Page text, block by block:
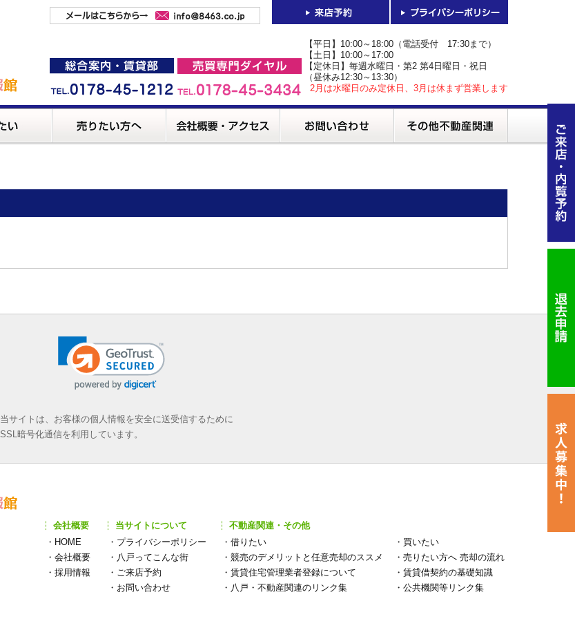
【平日】10:00～18:00（電話受付 17:30まで）
【土日】10:00～17:00
【定休日】毎週水曜日・第2 第4日曜日・祝日
（昼休み12:30～13:30）
2月は水曜日のみ定休日、3月は休まず営業します
当サイトは、お客様の個人情報を安全に送受信するために
SSL暗号化通信を利用しています。
会社概要
・ HOME
・ 会社概要
・ 採用情報
当サイトについて
・ プライバシーポリシー
・ 八戸ってこんな街
・ ご来店予約
・ お問い合わせ
不動産関連・その他
・ 借りたい ・ 買いたい
・ 競売のデメリットと任意売却のススメ ・ 売りたい方へ 売却の流れ
・ 賃貸住宅管理業者登録について ・ 賃貸借契約の基礎知識
・ 八戸・不動産関連のリンク集 ・ 公共機関等リンク集